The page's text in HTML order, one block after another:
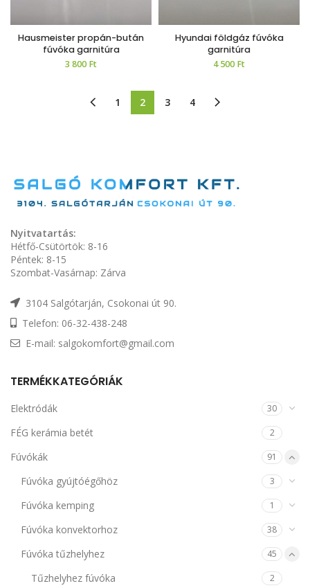
Hausmeister propán-bután
fúvóka garnitúra
3 800Ft
Hyundai földgáz fúvóka
garnitúra
4 500Ft
1 2 3 4
Nyitvatartás:
Hétfő-Csütörtök: 8-16
Péntek: 8-15
Szombat-Vasárnap: Zárva
3104 Salgótarján, Csokonai út 90.
Telefon: 06-32-438-248
E-mail: salgokomfort@gmail.com
TERMÉKKATEGÓRIÁK
Elektródák 30
FÉG kerámia betét 2
Fúvókák 91
Fúvóka gyújtóégőhöz 3
Fúvóka kemping 1
Fúvóka konvektorhoz 38
Fúvóka tűzhelyhez 45
Tűzhelyhez fúvóka 2